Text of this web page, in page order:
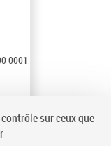
0001
sur ceux que